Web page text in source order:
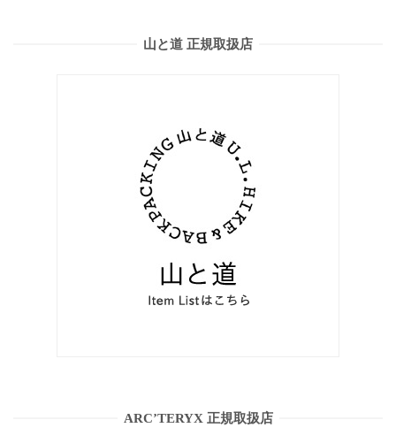
山と道 正規取扱店
ARC’TERYX 正規取扱店